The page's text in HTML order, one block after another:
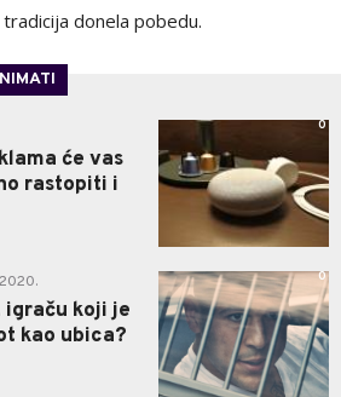
donela pobedu.
će vas
rastopiti i
0
igraču koji je
kao ubica?
0